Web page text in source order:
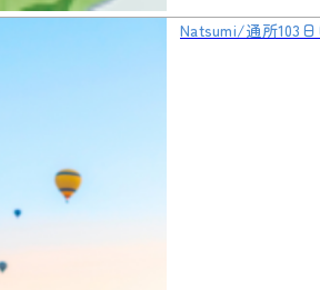
Natsumi/通所103